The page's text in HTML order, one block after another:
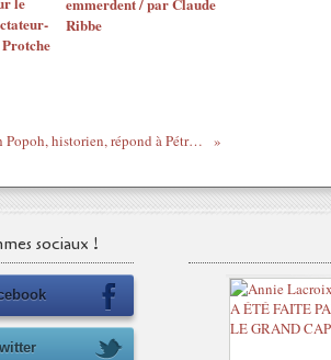
Ribbe
Klah Popoh, historien, répond à Pétré-Grenouillau
sociaux !